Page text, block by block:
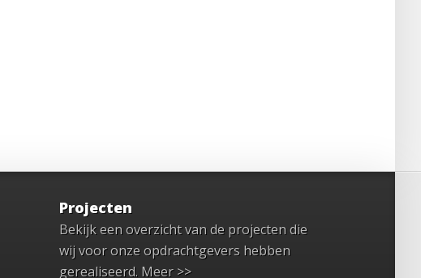
Projecten
Bekijk een overzicht van de projecten die
wij voor onze opdrachtgevers hebben
gerealiseerd. Meer >>